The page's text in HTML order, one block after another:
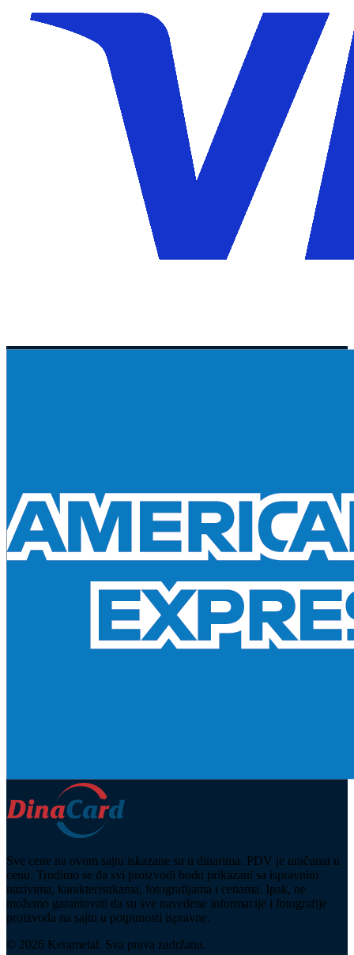
Sve cene na ovom sajtu iskazane su u dinarima. PDV je uračunat u
cenu. Trudimo se da svi proizvodi budu prikazani sa ispravnim
nazivima, karakteristikama, fotografijama i cenama. Ipak, ne
možemo garantovati da su sve navedene informacije i fotografije
proizvoda na sajtu u potpunosti ispravne.
© 2026 Kerametal. Sva prava zadržana.